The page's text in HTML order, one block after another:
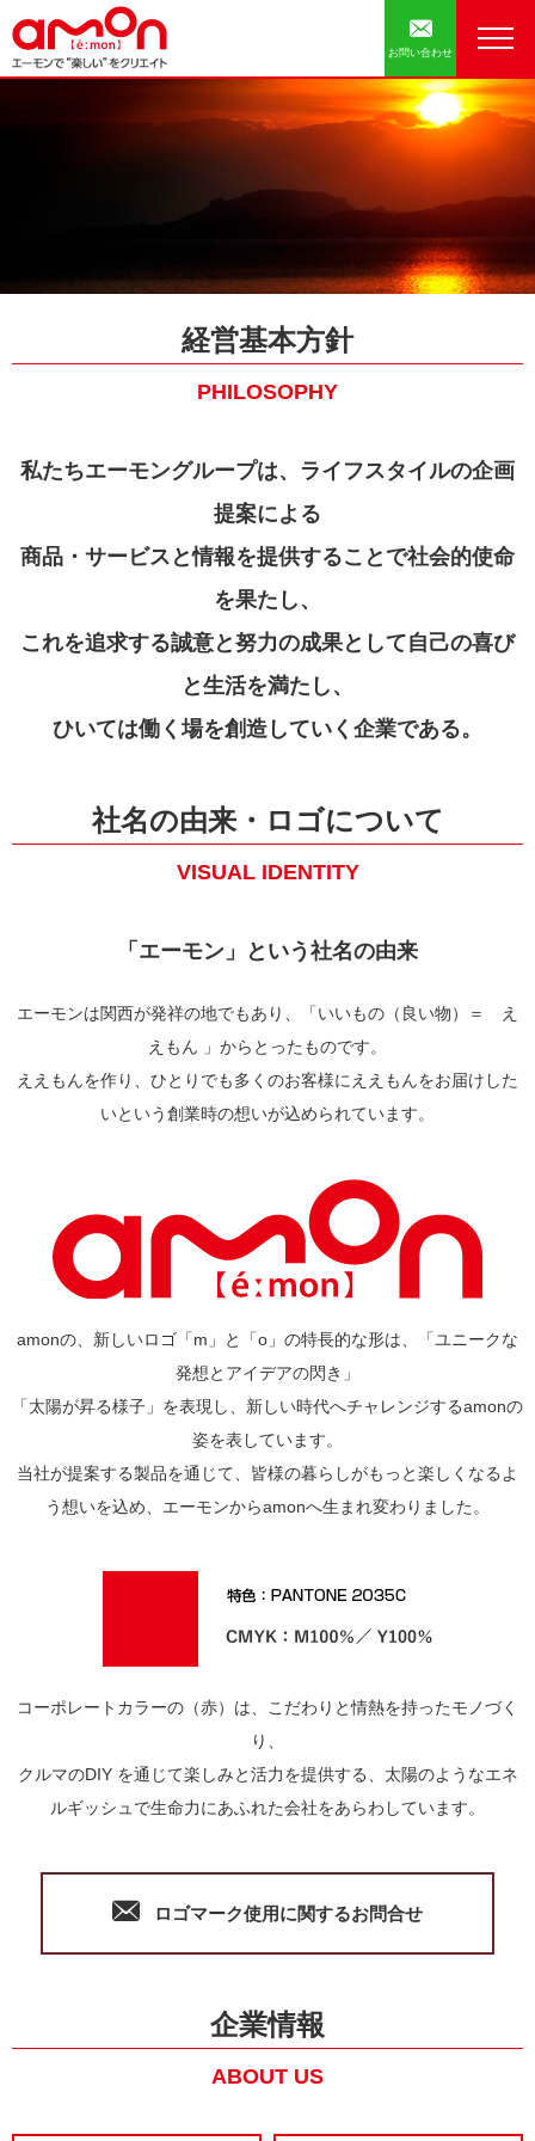
お問い合わせ
経営基本方針
PHILOSOPHY
私たちエーモングループは、ライフスタイルの企画
提案による
商品・サービスと情報を提供することで社会的使命
を果たし、
これを追求する誠意と努力の成果として自己の喜び
と生活を満たし、
ひいては働く場を創造していく企業である。
社名の由来・ロゴについて
VISUAL IDENTITY
「エーモン」という社名の由来
エーモンは関西が発祥の地でもあり、「いいもの（良い物）＝ え
えもん 」からとったものです。
ええもんを作り、ひとりでも多くのお客様にええもんをお届けした
いという創業時の想いが込められています。
amonの、新しいロゴ「m」と「o」の特長的な形は、「ユニークな
発想とアイデアの閃き」
「太陽が昇る様子」を表現し、新しい時代へチャレンジするamonの
姿を表しています。
当社が提案する製品を通じて、皆様の暮らしがもっと楽しくなるよ
う想いを込め、エーモンからamonへ生まれ変わりました。
コーポレートカラーの（赤）は、こだわりと情熱を持ったモノづく
り、
クルマのDIY を通じて楽しみと活力を提供する、太陽のようなエネ
ルギッシュで生命力にあふれた会社をあらわしています。
ロゴマーク使用に関するお問合せ
企業情報
ABOUT US